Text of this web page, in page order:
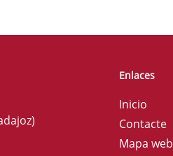
Enlaces
Inicio
Contacte
Mapa web